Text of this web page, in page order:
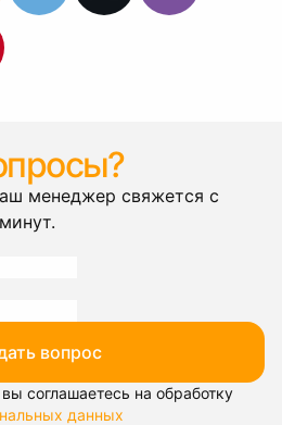
менеджер свяжется с
вопрос
соглашаетесь на обработку
данных